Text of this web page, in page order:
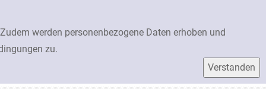
werden personenbezogene Daten erhoben und
zu.